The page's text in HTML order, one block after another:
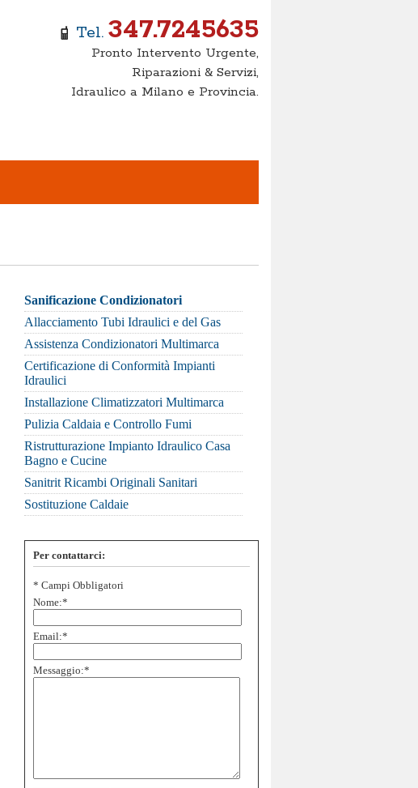
Tel. 347.7245635
Pronto Intervento Urgente,
Riparazioni & Servizi,
Idraulico a Milano e Provincia.
Sanificazione Condizionatori
Allacciamento Tubi Idraulici e del Gas
Assistenza Condizionatori Multimarca
Certificazione di Conformità Impianti
Idraulici
Installazione Climatizzatori Multimarca
Pulizia Caldaia e Controllo Fumi
Ristrutturazione Impianto Idraulico Casa
Bagno e Cucine
Sanitrit Ricambi Originali Sanitari
Sostituzione Caldaie
Per contattarci:
* Campi Obbligatori
Nome:*
Email:*
Messaggio:*